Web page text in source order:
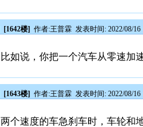
[1642楼] 作者:王普霖 发表时间: 2022/08/16
比如说，你把一个汽车从零速加
[1643楼] 作者:王普霖 发表时间: 2022/08/16
两个速度的车急刹车时，车轮和